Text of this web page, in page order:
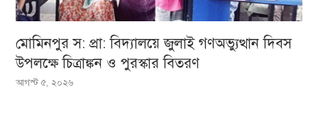
মোমিনপুর স: প্রা: বিদ্যালয়ে জুলাই গণঅভ্যুত্থান দিবস
উপলক্ষে চিত্রাঙ্কন ও পুরস্কার বিতরণ
আগস্ট ৫, ২০২৬